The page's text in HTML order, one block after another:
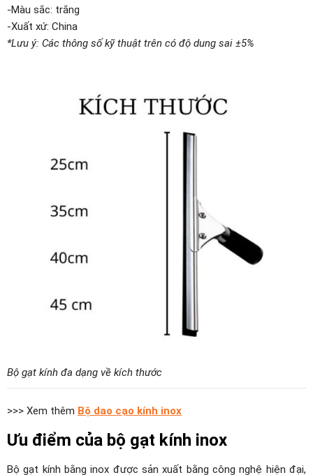
-Màu sắc: trắng
-Xuất xứ: China
*Lưu ý: Các thông số kỹ thuật trên có độ dung sai ±5%
Bộ gạt kính đa dạng về kích thước
>>> Xem thêm Bộ dao cạo kính inox
Ưu điểm của bộ gạt kính inox
Bộ gạt kính bằng inox được sản xuất bằng công nghệ hiện đại,